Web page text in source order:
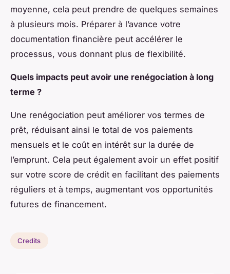
moyenne, cela peut prendre de quelques semaines
à plusieurs mois. Préparer à l’avance votre
documentation financière peut accélérer le
processus, vous donnant plus de flexibilité.
Quels impacts peut avoir une renégociation à long
terme ?
Une renégociation peut améliorer vos termes de
prêt, réduisant ainsi le total de vos paiements
mensuels et le coût en intérêt sur la durée de
l’emprunt. Cela peut également avoir un effet positif
sur votre score de crédit en facilitant des paiements
réguliers et à temps, augmentant vos opportunités
futures de financement.
Credits